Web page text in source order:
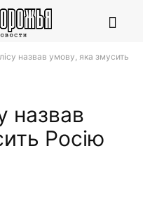
назвав умову, яка змусить
назвав
Росію